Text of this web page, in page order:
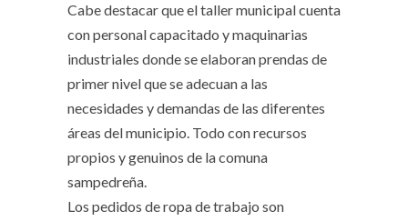
Cabe destacar que el taller municipal cuenta
con personal capacitado y maquinarias
industriales donde se elaboran prendas de
primer nivel que se adecuan a las
necesidades y demandas de las diferentes
áreas del municipio. Todo con recursos
propios y genuinos de la comuna
sampedreña.
Los pedidos de ropa de trabajo son